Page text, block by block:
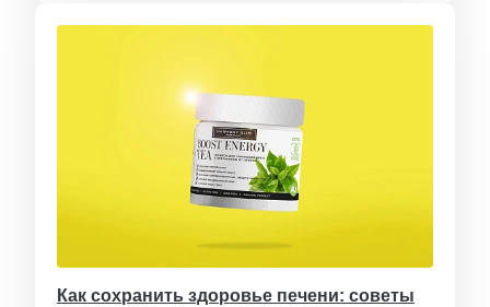
Как сохранить здоровье печени: советы